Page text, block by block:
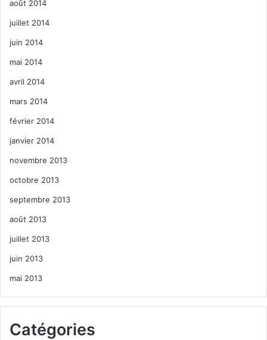
août 2014
juillet 2014
juin 2014
mai 2014
avril 2014
mars 2014
février 2014
janvier 2014
novembre 2013
octobre 2013
septembre 2013
août 2013
juillet 2013
juin 2013
mai 2013
Catégories